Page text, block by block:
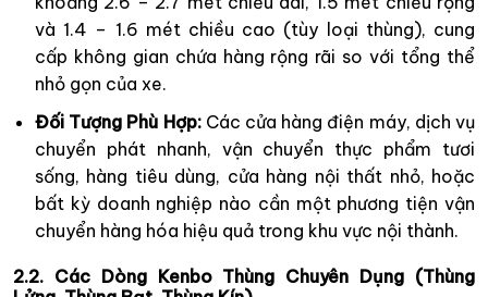
và 1.4 – 1.6 mét chiều cao (tùy loại thùng), cung
cấp không gian chứa hàng rộng rãi so với tổng thể
nhỏ gọn của xe.
Đối Tượng Phù Hợp:Các cửa hàng điện máy, dịch vụ
chuyển phát nhanh, vận chuyển thực phẩm tươi
sống, hàng tiêu dùng, cửa hàng nội thất nhỏ, hoặc
bất kỳ doanh nghiệp nào cần một phương tiện vận
chuyển hàng hóa hiệu quả trong khu vực nội thành.
2.2. Các Dòng Kenbo Thùng Chuyên Dụng (Thùng